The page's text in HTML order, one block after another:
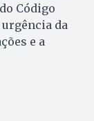
Código
urgência da
e a